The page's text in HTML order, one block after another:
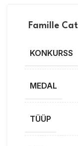
Famille
KONKURSS
MEDAL
TÜÜP